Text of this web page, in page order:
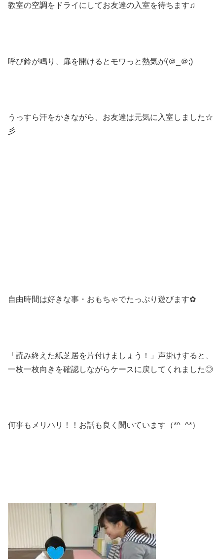
教室の空調をドライにしてお友達の入室を待ちます♫
呼び鈴が鳴り、扉を開けるとモワっと熱気が(＠_＠;)
うっすら汗をかきながら、お友達は元気に入室しました☆
彡
自由時間は好きな事・おもちゃでたっぷり遊びます✿
「読み終えた紙芝居を片付けましょう！」声掛けすると、
一枚一枚向きを確認しながらケースに戻してくれました◎
何事もメリハリ！！お話も良く聞いています（*^_^*）